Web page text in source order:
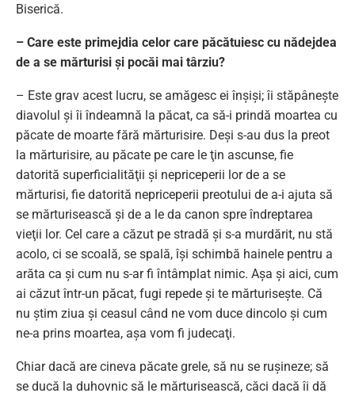
Biserică.
– Care este primejdia celor care păcătuiesc cu nădejdea
de a se mărturisi şi pocăi mai târziu?
– Este grav acest lucru, se amăgesc ei înşişi; îi stăpâneşte
diavolul şi îi îndeamnă la păcat, ca să-i prindă moartea cu
păcate de moarte fără mărturisire. Deşi s-au dus la preot
la mărturisire, au păcate pe care le ţin ascunse, fie
datorită superficialităţii şi nepriceperii lor de a se
mărturisi, fie datorită nepriceperii preotului de a-i ajuta să
se mărturisească şi de a le da canon spre îndreptarea
vieţii lor. Cel care a căzut pe stradă şi s-a murdărit, nu stă
acolo, ci se scoală, se spală, îşi schimbă hainele pentru a
arăta ca şi cum nu s-ar fi întâmplat nimic. Aşa şi aici, cum
ai căzut într-un păcat, fugi repede şi te mărturiseşte. Că
nu ştim ziua şi ceasul când ne vom duce dincolo şi cum
ne-a prins moartea, aşa vom fi judecaţi.
Chiar dacă are cineva păcate grele, să nu se ruşineze; să
se ducă la duhovnic să le mărturisească, căci dacă îi dă